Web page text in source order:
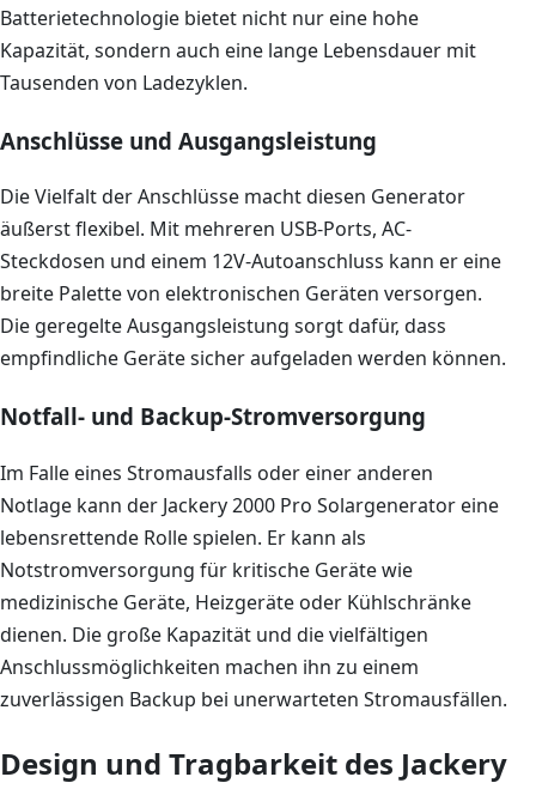
Batterietechnologie bietet nicht nur eine hohe
Kapazität, sondern auch eine lange Lebensdauer mit
Tausenden von Ladezyklen.
Anschlüsse und Ausgangsleistung
Die Vielfalt der Anschlüsse macht diesen Generator
äußerst flexibel. Mit mehreren USB-Ports, AC-
Steckdosen und einem 12V-Autoanschluss kann er eine
breite Palette von elektronischen Geräten versorgen.
Die geregelte Ausgangsleistung sorgt dafür, dass
empfindliche Geräte sicher aufgeladen werden können.
Notfall- und Backup-Stromversorgung
Im Falle eines Stromausfalls oder einer anderen
Notlage kann der Jackery 2000 Pro Solargenerator eine
lebensrettende Rolle spielen. Er kann als
Notstromversorgung für kritische Geräte wie
medizinische Geräte, Heizgeräte oder Kühlschränke
dienen. Die große Kapazität und die vielfältigen
Anschlussmöglichkeiten machen ihn zu einem
zuverlässigen Backup bei unerwarteten Stromausfällen.
Design und Tragbarkeit des Jackery